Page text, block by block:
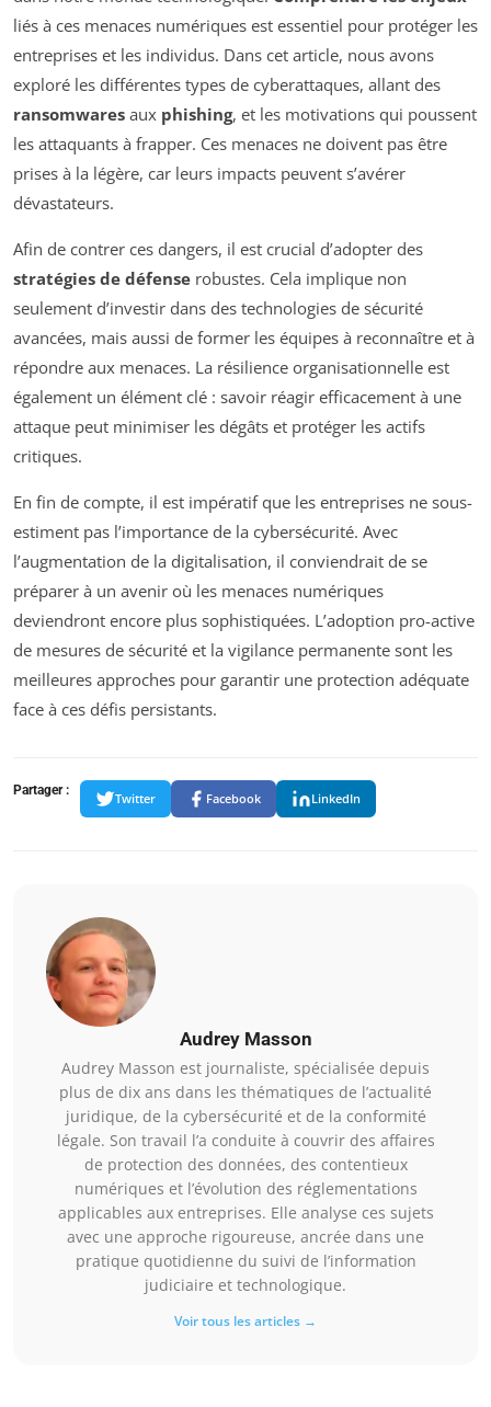
liés à ces menaces numériques est essentiel pour protéger les
entreprises et les individus. Dans cet article, nous avons
exploré les différentes types de cyberattaques, allant des
ransomwares aux phishing, et les motivations qui poussent
les attaquants à frapper. Ces menaces ne doivent pas être
prises à la légère, car leurs impacts peuvent s’avérer
dévastateurs.
Afin de contrer ces dangers, il est crucial d’adopter des
stratégies de défense robustes. Cela implique non
seulement d’investir dans des technologies de sécurité
avancées, mais aussi de former les équipes à reconnaître et à
répondre aux menaces. La résilience organisationnelle est
également un élément clé : savoir réagir efficacement à une
attaque peut minimiser les dégâts et protéger les actifs
critiques.
En fin de compte, il est impératif que les entreprises ne sous-
estiment pas l’importance de la cybersécurité. Avec
l’augmentation de la digitalisation, il conviendrait de se
préparer à un avenir où les menaces numériques
deviendront encore plus sophistiquées. L’adoption pro-active
de mesures de sécurité et la vigilance permanente sont les
meilleures approches pour garantir une protection adéquate
face à ces défis persistants.
Partager :
Twitter Facebook LinkedIn
Audrey Masson
Audrey Masson est journaliste, spécialisée depuis
plus de dix ans dans les thématiques de l’actualité
juridique, de la cybersécurité et de la conformité
légale. Son travail l’a conduite à couvrir des affaires
de protection des données, des contentieux
numériques et l’évolution des réglementations
applicables aux entreprises. Elle analyse ces sujets
avec une approche rigoureuse, ancrée dans une
pratique quotidienne du suivi de l’information
judiciaire et technologique.
Voir tous les articles →